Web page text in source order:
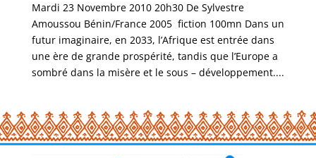
Mardi 23 Novembre 2010 20h30 De Sylvestre
Amoussou Bénin/France 2005 fiction 100mn Dans un
futur imaginaire, en 2033, l’Afrique est entrée dans
une ère de grande prospérité, tandis que l’Europe a
sombré dans la misère et le sous – développement....